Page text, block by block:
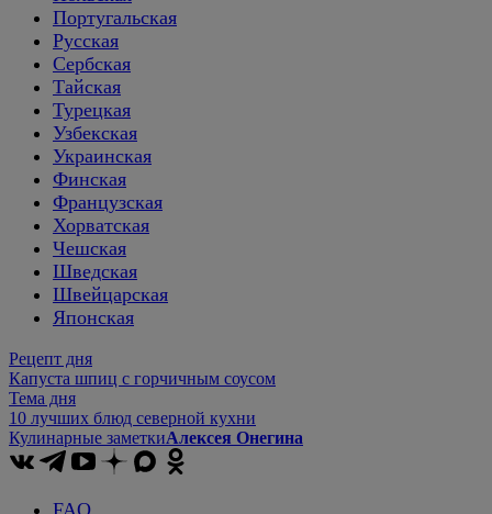
Португальская
Русская
Сербская
Тайская
Турецкая
Узбекская
Украинская
Финская
Французская
Хорватская
Чешская
Шведская
Швейцарская
Японская
Рецепт дня
Капуста шпиц с горчичным соусом
Тема дня
10 лучших блюд северной кухни
Кулинарные заметкиАлексея Онегина